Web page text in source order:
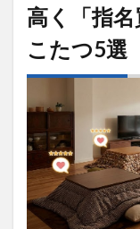
たつ
3.4.1
シーン
に変身
するこ
たつ！
3.4.2
「追加
の天
高く「指
こたつ5選